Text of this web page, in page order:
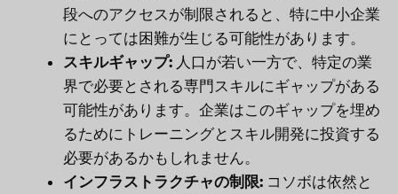
段へのアクセスが制限されると、特に中小企業
にとっては困難が生じる可能性があります。
スキルギャップ: 人口が若い一方で、特定の業
界で必要とされる専門スキルにギャップがある
可能性があります。企業はこのギャップを埋め
るためにトレーニングとスキル開発に投資する
必要があるかもしれません。
インフラストラクチャの制限: コソボは依然と